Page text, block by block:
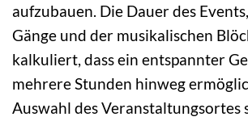
aufzubauen. Die Dauer des
Gänge und der musikalischen
kalkuliert, dass ein entspannter
mehrere Stunden hinweg
Auswahl des Veranstaltungsortes